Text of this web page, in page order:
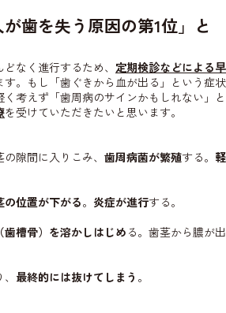
歯を失う原因の第1位」と
なく進行するため、 定期検診などによる早
す。もし「歯ぐきから血が出る」という症状
考えず「歯周病のサインかもしれない」と
を受けていただきたいと思います。
隙間に入りこみ、 歯周病菌が繁殖する。 軽
の位置が下がる。 炎症が進行する。
槽骨）を溶かしはじめ る。歯茎から膿が出
最終的には抜けてしまう 。